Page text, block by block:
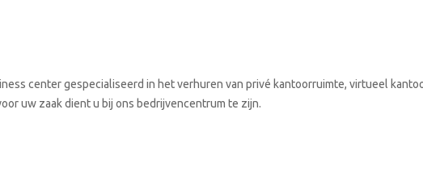
center gespecialiseerd in het verhuren van privé kantoorruimte, virtueel
uw zaak dient u bij ons bedrijvencentrum te zijn.